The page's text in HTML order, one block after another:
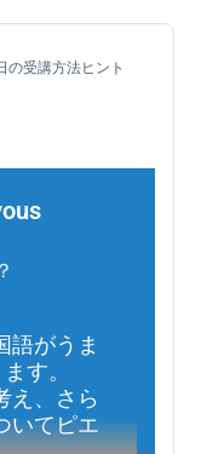
の受講方法ヒント
語がうま
す。
え、さら
いてピエ